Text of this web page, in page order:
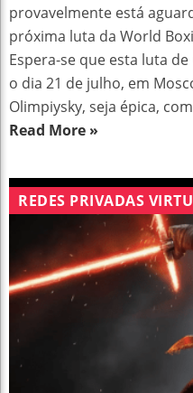
provavelmente está
próxima luta da World
Espera-se que esta luta
o dia 21 de julho, em
Olimpiysky, seja épica,
Read More »
REDES PRIVADAS